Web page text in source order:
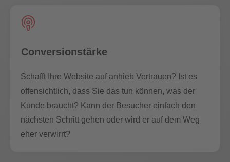
Conversionstärke
Schafft Ihre Website auf anhieb Vertrauen? Ist es
offensichtlich, dass Sie das tun können, was der
Kunde braucht? Kann der Besucher einfach den
nächsten Schritt gehen oder wird er auf dem Weg
eher verwirrt?